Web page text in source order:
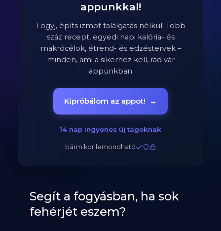
appunkkal!
Fogyj, építs izmot találgatás nélkül! Több
száz recept, egyedi napi kalória- és
makrócélok, étrend- és edzéstervek –
minden, ami a sikerhez kell, rád vár
appunkban
Kipróbálom az appot! →
14 nap ingyenes új tagoknak
bármikor lemondható
Segít a fogyásban, ha sok
fehérjét eszem?